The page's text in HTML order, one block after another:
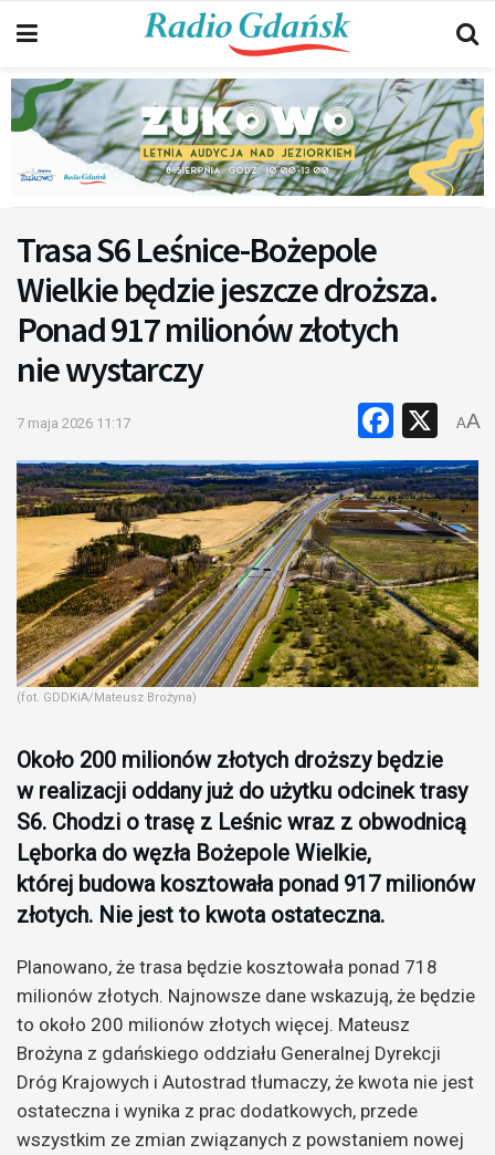
Trasa S6 Leśnice-Bożepole
Wielkie będzie jeszcze droższa.
Ponad 917 milionów złotych
nie wystarczy
7 maja 2026 11:17 X
AA
(fot. GDDKiA/Mateusz Brożyna)
Około 200 milionów złotych droższy będzie
w realizacji oddany już do użytku odcinek trasy
S6. Chodzi o trasę z Leśnic wraz z obwodnicą
Lęborka do węzła Bożepole Wielkie,
której budowa kosztowała ponad 917 milionów
złotych. Nie jest to kwota ostateczna.
Planowano, że trasa będzie kosztowała ponad 718
milionów złotych. Najnowsze dane wskazują, że będzie
to około 200 milionów złotych więcej. Mateusz
Brożyna z gdańskiego oddziału Generalnej Dyrekcji
Dróg Krajowych i Autostrad tłumaczy, że kwota nie jest
ostateczna i wynika z prac dodatkowych, przede
wszystkim ze zmian związanych z powstaniem nowej